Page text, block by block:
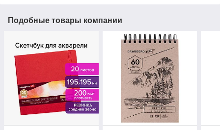
Подобные товары компании